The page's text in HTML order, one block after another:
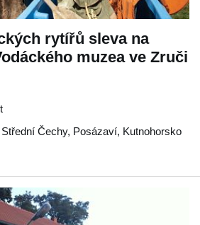
rytířů sleva na
muzea ve Zruči
Střední Čechy, Posázaví, Kutnohorsko